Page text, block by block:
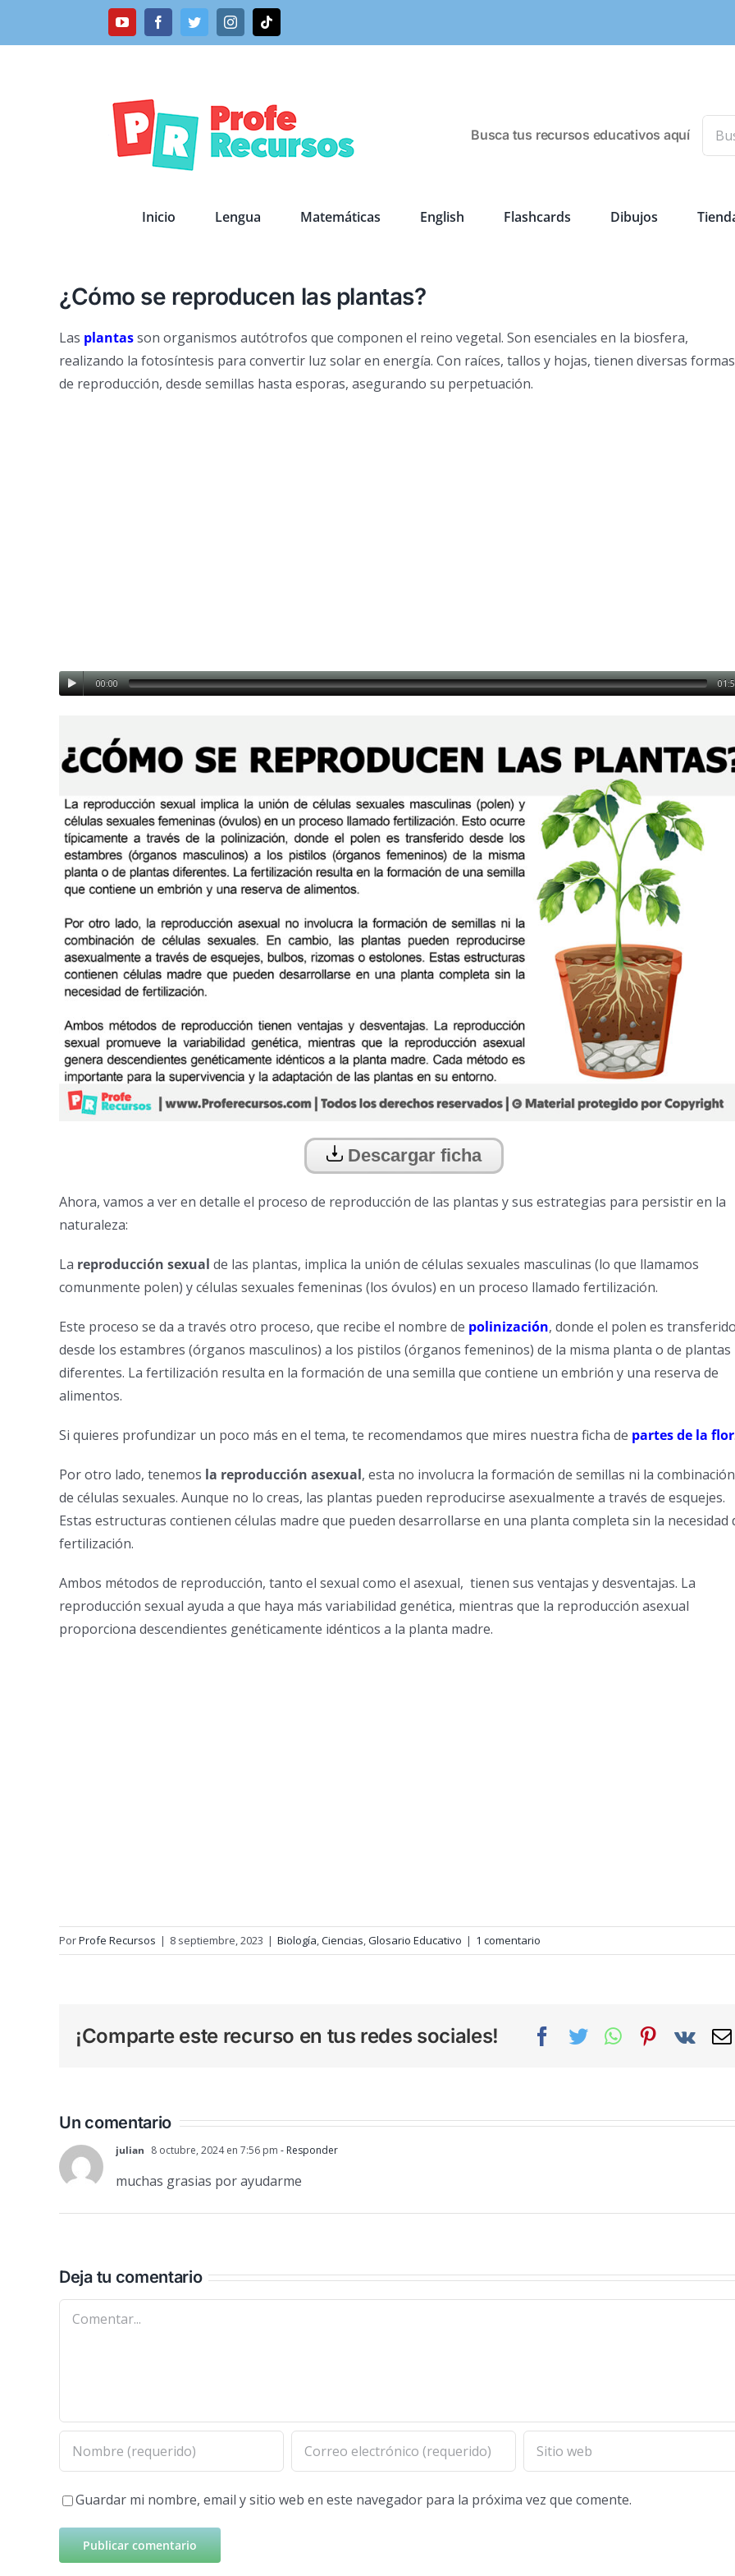
YouTubeFacebookTwitterInstagramTiktok
Busca tus recursos educativos aquí
Inicio Lengua Matemáticas English Flashcards Dibujos
¿Cómo se reproducen las plantas?
Las plantasson organismos autótrofos que componen el reino vegetal. Son esenciales en la biosfera,
realizando la fotosíntesis para convertir luz solar en energía. Con raíces, tallos y hojas, tienen diversas formas
de reproducción, desde semillas hasta esporas, asegurando su perpetuación.
00:00
Descargar ficha
Ahora, vamos a ver en detalle el proceso de reproducción de las plantas y sus estrategias para persistir en la
naturaleza:
La reproducción sexual de las plantas, implica la unión de células sexuales masculinas (lo que llamamos
comunmente polen) y células sexuales femeninas (los óvulos) en un proceso llamado fertilización.
Este proceso se da a través otro proceso, que recibe el nombre de polinización, donde el polen es
desde los estambres (órganos masculinos) a los pistilos (órganos femeninos) de la misma planta o de plantas
diferentes. La fertilización resulta en la formación de una semilla que contiene un embrión y una reserva de
alimentos.
Si quieres profundizar un poco más en el tema, te recomendamos que mires nuestra ficha de partes de la flor
Por otro lado, tenemos la reproducción asexual, esta no involucra la formación de semillas ni la combinación
de células sexuales. Aunque no lo creas, las plantas pueden reproducirse asexualmente a través de esquejes.
Estas estructuras contienen células madre que pueden desarrollarse en una planta completa sin la necesidad
fertilización.
Ambos métodos de reproducción, tanto el sexual como el asexual, tienen sus ventajas y desventajas. La
reproducción sexual ayuda a que haya más variabilidad genética, mientras que la reproducción asexual
proporciona descendientes genéticamente idénticos a la planta madre.
PorProfe Recursos | 8 septiembre, 2023 | Biología,Ciencias,Glosario Educativo | 1 comentario
¡Comparte este recurso en tus redes sociales! Facebook
TwitterWhatsAppPinterest
Vk
Un comentario
julian 8 octubre, 2024 en 7:56 pm - Responder
muchas grasias por ayudarme
Deja tu comentario
Comentar
Guardar mi nombre, email y sitio web en este navegador para la próxima vez que comente.